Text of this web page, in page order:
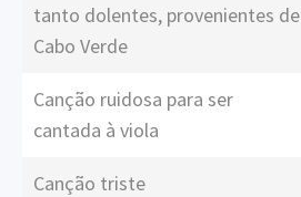
tanto dolentes, provenientes de
Cabo Verde
Canção ruidosa para ser
cantada à viola
Canção triste